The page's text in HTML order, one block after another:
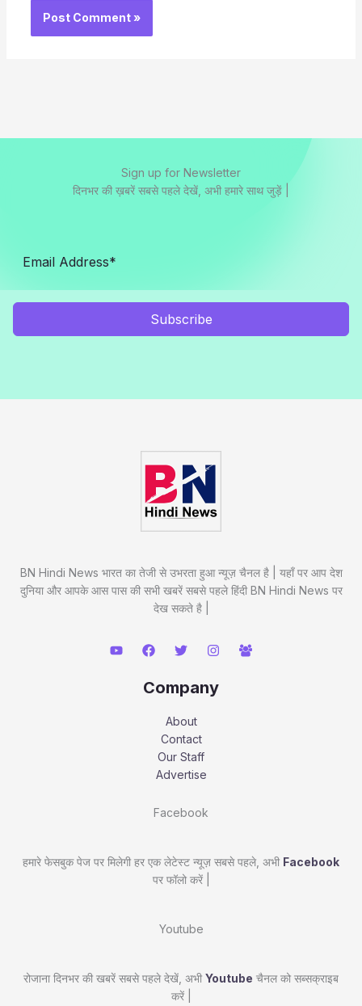
Sign up for Newsletter
दिनभर की ख़बरें सबसे पहले देखें, अभी हमारे साथ जुड़ें |
Subscribe
BN Hindi News भारत का तेजी से उभरता हुआ न्यूज़ चैनल है | यहाँ पर आप देश
दुनिया और आपके आस पास की सभी खबरें सबसे पहले हिंदी BN Hindi News पर
देख सकते है |
Company
About
Contact
Our Staff
Advertise
Facebook
हमारे फेसबुक पेज पर मिलेगी हर एक लेटेस्ट न्यूज़ सबसे पहले, अभी Facebook
पर फॉलो करें |
Youtube
रोजाना दिनभर की खबरें सबसे पहले देखें, अभी Youtube चैनल को सब्सक्राइब
करें |